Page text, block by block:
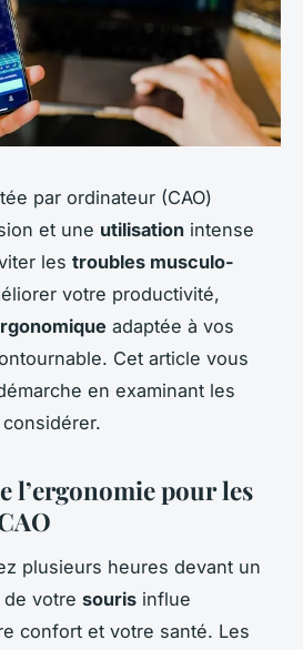
par ordinateur (CAO)
et une utilisation intense
les troubles musculo-
votre productivité,
adaptée à vos
Cet article vous
en examinant les
l’ergonomie pour les
plusieurs heures devant un
votre souris influe
confort et votre santé. Les